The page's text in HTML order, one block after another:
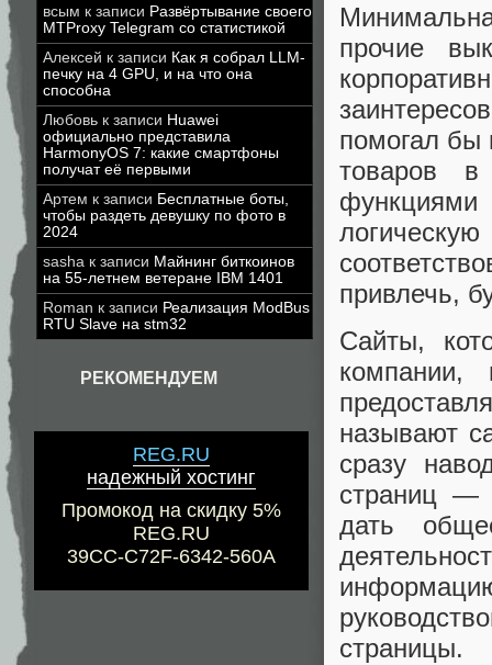
всым к записи Развёртывание своего
MTProxy Telegram со статистикой
Алексей к записи Как я собрал LLM-
печку на 4 GPU, и на что она
способна
Любовь к записи Huawei
официально представила
HarmonyOS 7: какие смартфоны
получат её первыми
Артем к записи Бесплатные боты,
чтобы раздеть девушку по фото в
2024
sasha к записи Майнинг биткоинов
на 55-летнем ветеране IBM 1401
Roman к записи Реализация ModBus
RTU Slave на stm32
РЕКОМЕНДУЕМ
REG.RU
надежный хостинг
Промокод на скидку 5%
REG.RU
39CC-C72F-6342-560A
прочие
помогал бы
товаров
функциями
привлечь,
Сайты,
компании,
называют
сразу
страниц —
дать
страницы.